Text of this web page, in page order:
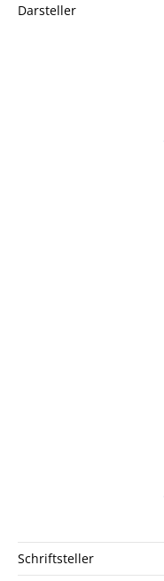
Darsteller
Schriftsteller